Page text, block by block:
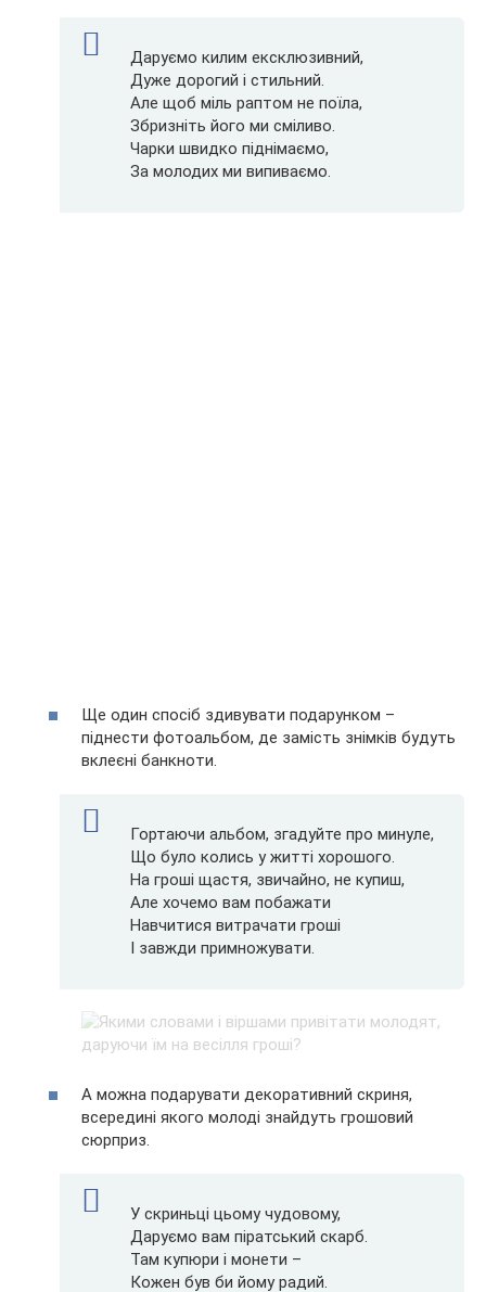
Даруємо килим ексклюзивний,
Дуже дорогий і стильний.
Але щоб міль раптом не поїла,
Збризніть його ми сміливо.
Чарки швидко піднімаємо,
За молодих ми випиваємо.
Ще один спосіб здивувати подарунком –
піднести фотоальбом, де замість знімків будуть
вклеєні банкноти.
Гортаючи альбом, згадуйте про минуле,
Що було колись у житті хорошого.
На гроші щастя, звичайно, не купиш,
Але хочемо вам побажати
Навчитися витрачати гроші
І завжди примножувати.
А можна подарувати декоративний скриня,
всередині якого молоді знайдуть грошовий
сюрприз.
У скриньці цьому чудовому,
Даруємо вам піратський скарб.
Там купюри і монети –
Кожен був би йому радий.